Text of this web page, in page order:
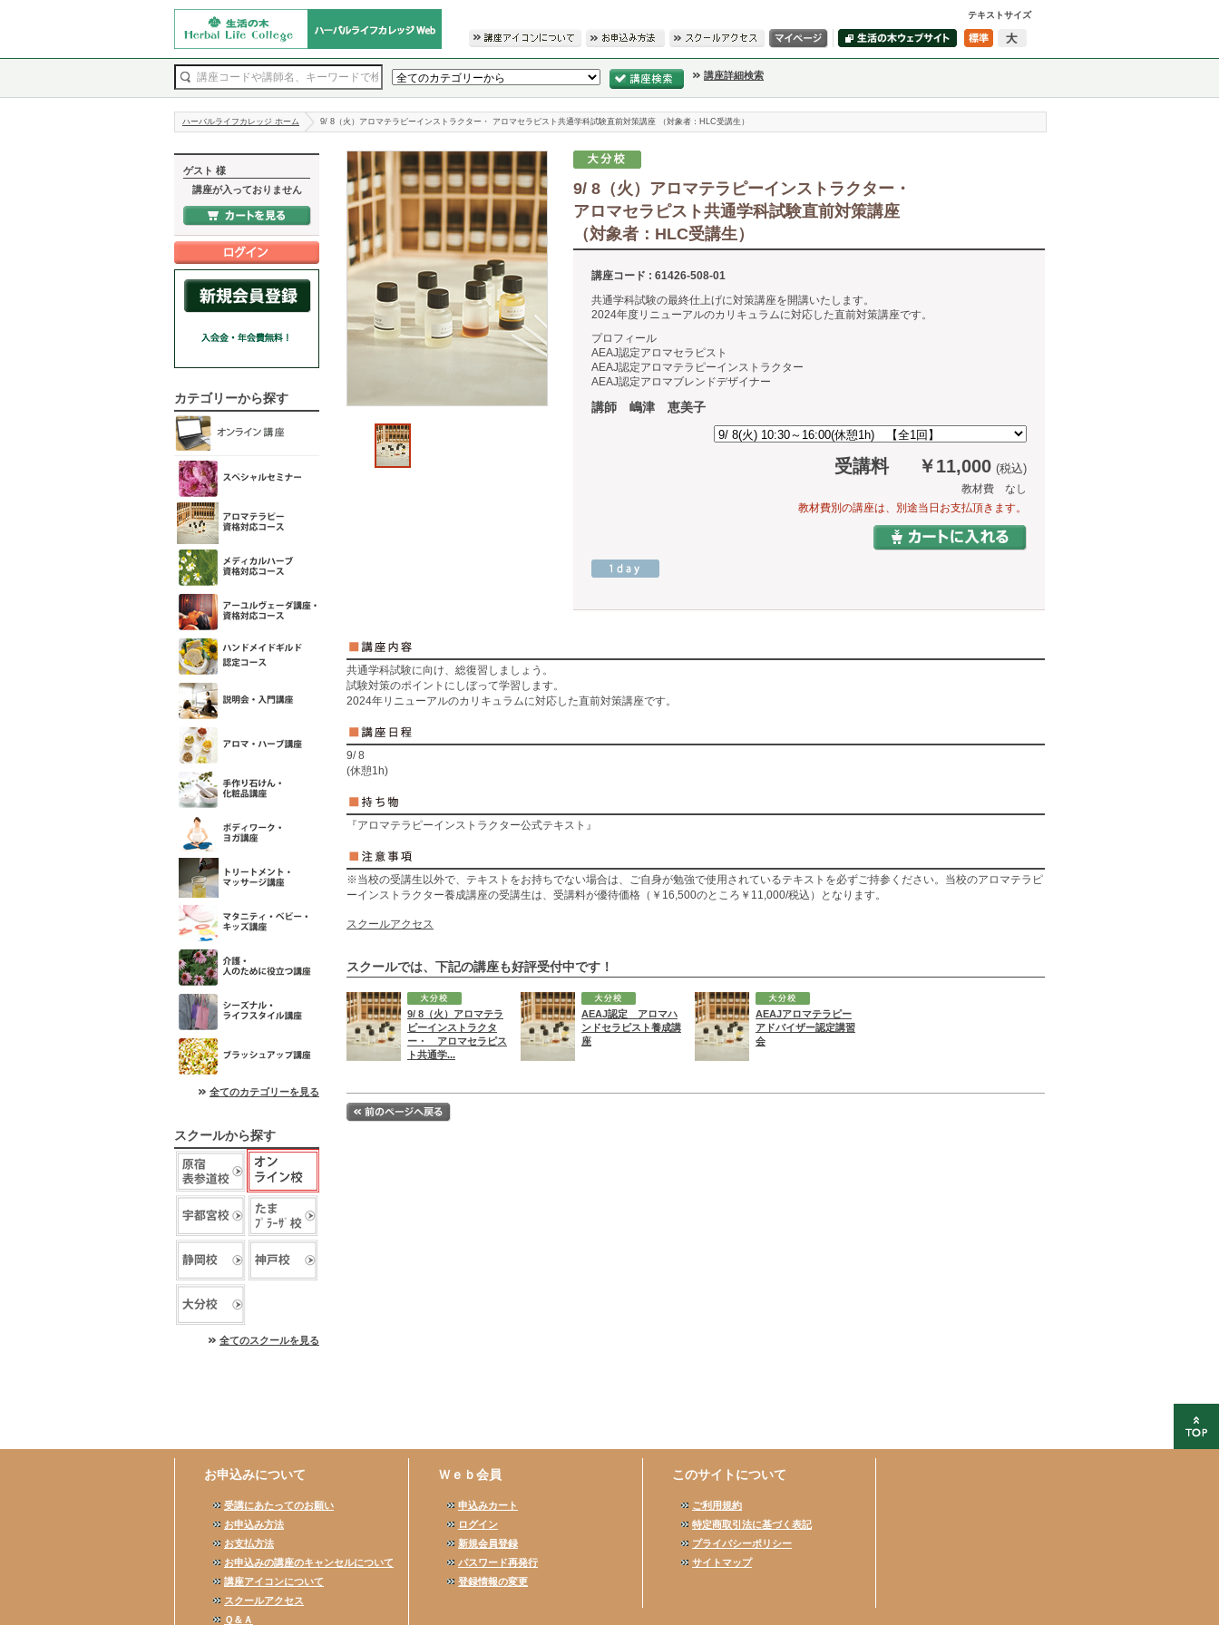
テキストサイズ
講座詳細検索
ハーバルライフカレッジ ホーム 9/ 8（火）アロマテラピーインストラクター・ アロマセラピスト共通学科試験直前対策講座 （対象者：HLC受講生）
ゲスト 様
講座が入っておりません
カテゴリーから探す
全てのカテゴリーを見る
スクールから探す
全てのスクールを見る
9/ 8（火）アロマテラピーインストラクター・
アロマセラピスト共通学科試験直前対策講座
（対象者：HLC受講生）
講座コード : 61426-508-01
共通学科試験の最終仕上げに対策講座を開講いたします。
2024年度リニューアルのカリキュラムに対応した直前対策講座です。
プロフィール
AEAJ認定アロマセラピスト
AEAJ認定アロマテラピーインストラクター
AEAJ認定アロマブレンドデザイナー
講師 嶋津 恵美子
受講料 ￥11,000 (税込)
教材費 なし
教材費別の講座は、別途当日お支払頂きます。
共通学科試験に向け、総復習しましょう。
試験対策のポイントにしぼって学習します。
2024年リニューアルのカリキュラムに対応した直前対策講座です。
9/ 8
(休憩1h)
『アロマテラピーインストラクター公式テキスト』
※当校の受講生以外で、テキストをお持ちでない場合は、ご自身が勉強で使用されているテキストを必ずご持参ください。当校のアロマテラピ
ーインストラクター養成講座の受講生は、受講料が優待価格（￥16,500のところ￥11,000/税込）となります。
スクールアクセス
スクールでは、下記の講座も好評受付中です！
9/ 8（火）アロマテラ
ピーインストラクタ
ー・ アロマセラピス
ト共通学...
AEAJ認定 アロマハ
ンドセラピスト養成講
座
AEAJアロマテラピー
アドバイザー認定講習
会
お申込みについて
受講にあたってのお願い
お申込み方法
お支払方法
お申込みの講座のキャンセルについて
講座アイコンについて
スクールアクセス
Ｑ＆Ａ
Ｗｅｂ会員
申込みカート
ログイン
新規会員登録
パスワード再発行
登録情報の変更
このサイトについて
ご利用規約
特定商取引法に基づく表記
プライバシーポリシー
サイトマップ